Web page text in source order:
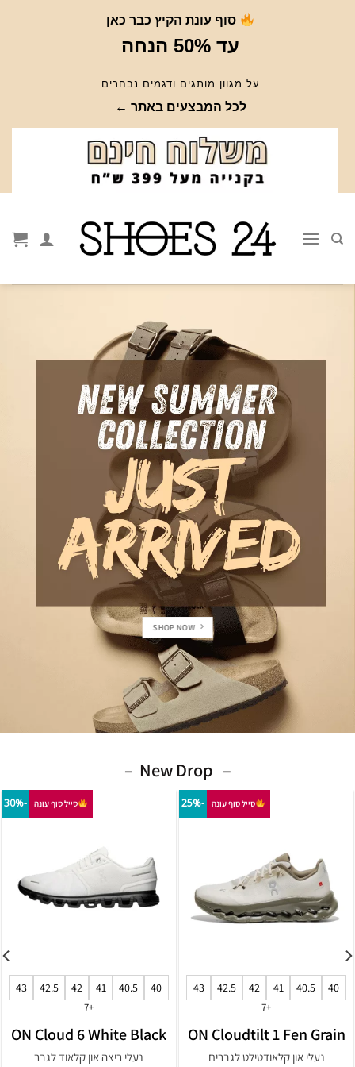
סוף עונת הקיץ כבר כאן
עד 50% הנחה
על מגוון מותגים ודגמים נבחרים
לכל המבצעים באתר ←
SHOP NOW
– New Drop –
סייל סוף עונה -30%
36.5
37
37.5
38
38.5
39
ON Cloud 6 Glacier
סייל סוף עונה -30%
40
40.5
41
42
42.5
43
+6
ON Cloudvista 3 Fog
Pearl